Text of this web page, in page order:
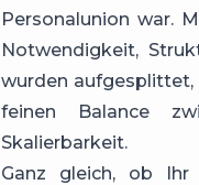
Personalunion war.
Notwendigkeit,
wurden aufgesplittet,
feinen Balance
Skalierbarkeit.
Ganz gleich, ob Ihr